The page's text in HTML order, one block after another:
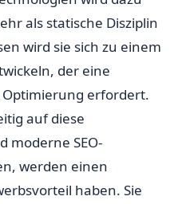
als statische Disziplin
wird sie sich zu einem
der eine
erfordert.
auf diese
moderne SEO-
werden einen
haben. Sie